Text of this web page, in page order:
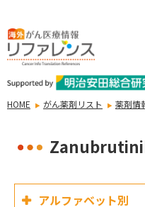
HOME がん薬剤リスト 薬剤情
アルファベット別